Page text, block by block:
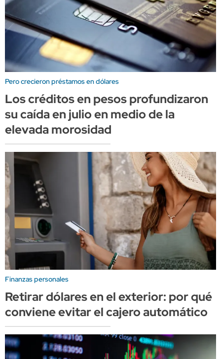
Pero crecieron préstamos en dólares
Los créditos en pesos profundizaron
su caída en julio en medio de la
elevada morosidad
Finanzas personales
Retirar dólares en el exterior: por qué
conviene evitar el cajero automático